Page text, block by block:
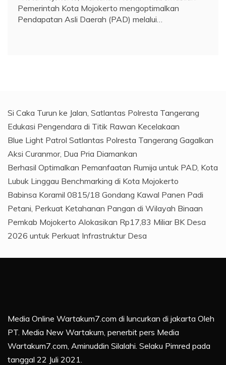
Pemerintah Kota Mojokerto mengoptimalkan
Pendapatan Asli Daerah (PAD) melalui…
Si Caka Turun ke Jalan, Satlantas Polresta Tangerang
Edukasi Pengendara di Titik Rawan Kecelakaan
Blue Light Patrol Satlantas Polresta Tangerang Gagalkan
Aksi Curanmor, Dua Pria Diamankan
Berhasil Optimalkan Pemanfaatan Rumija untuk PAD, Kota
Lubuk Linggau Benchmarking di Kota Mojokerto
Babinsa Koramil 0815/18 Gondang Kawal Panen Padi
Petani, Perkuat Ketahanan Pangan di Wilayah Binaan
Pemkab Mojokerto Alokasikan Rp17,83 Miliar BK Desa
2026 untuk Perkuat Infrastruktur Desa
Media Online Wartakum7.com di luncurkan di jakarta Oleh
PT. Media New Wartakum, penerbit pers Media
Wartakum7.com, Aminuddin Silalahi. Selaku Pimred pada
tanggal 22 Juli 2021.